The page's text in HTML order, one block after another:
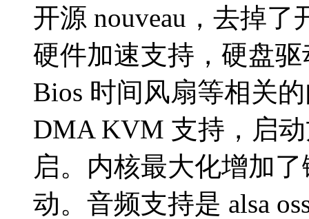
开源 nouveau ，去掉
硬件加速支持，硬盘
Bios 时间风扇等相关
DMA KVM 支持，启
启。内核最大化增加
动。音频支持是 alsa